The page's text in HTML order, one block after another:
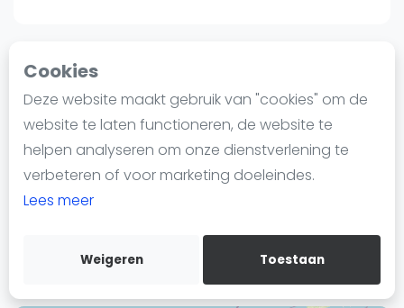
Cookies
Deze website maakt gebruik van "cookies" om de
website te laten functioneren, de website te
helpen analyseren om onze dienstverlening te
verbeteren of voor marketing doeleindes.
Lees meer
Weigeren Toestaan
Informatie
Over ons
Contact
Adverteren
Insights
WhatsApp
Join WhatsApp Community
Playtomic
Binck Padel | Den Haag
Zonweg 23
2516 AKDen Haag
Routebeschrijving